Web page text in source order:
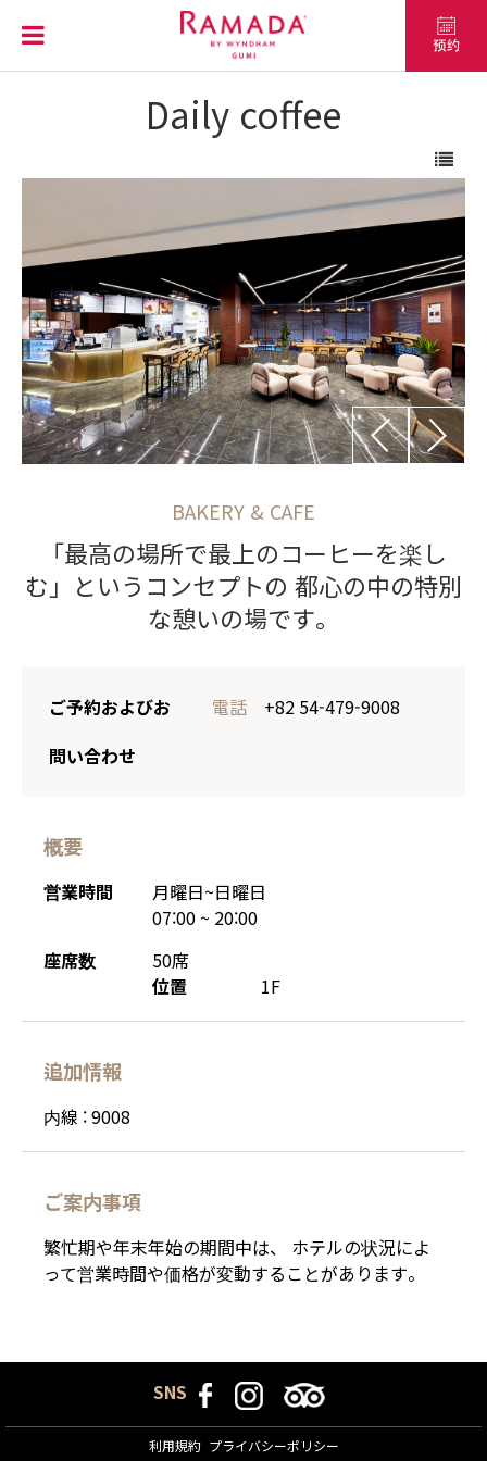
Daily coffee
BAKERY & CAFE
「最高の場所で最上のコーヒーを楽し
む」というコンセプトの 都心の中の特別
な憩いの場です。
ご予約およびお
問い合わせ
電話 +82 54-479-9008
概要
営業時間
月曜日~日曜日
07:00 ~ 20:00
座席数
50席
位置
1F
追加情報
内線 : 9008
ご案内事項
繁忙期や年末年始の期間中は、 ホテルの状況によ
って営業時間や価格が変動することがあります。
SNS
利用規約 プライバシーポリシー